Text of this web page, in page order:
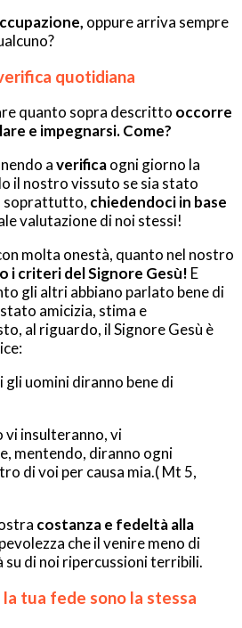
oppure arriva sempre
quotidiana
quanto sopra descritto occorre
e impegnarsi. Come?
averificaogni giorno la
il nostro vissuto se sia stato
soprattutto, chiedendoci in base
valutazione di noi stessi!
molta onestà, quanto nel nostro
i criteri del Signore Gesù! E
gli altri abbiano parlato bene di
amicizia, stima e
al riguardo, il Signore Gesù è
uomini diranno bene di
vi insulteranno, vi
mentendo, diranno ogni
di voi per causa mia.( Mt 5,
costanza e fedeltà alla
che il venire meno di
di noi ripercussioni terribili.
tua fede sono la stessa